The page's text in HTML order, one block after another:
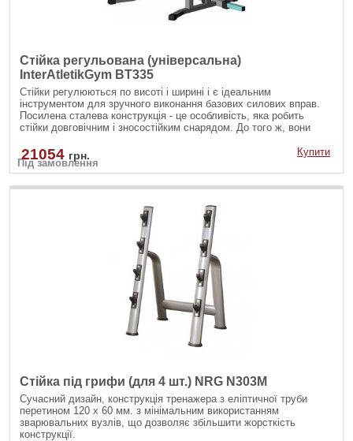
Стійка регульована (універсальна)
InterAtletikGym BT335
Стійки регулюються по висоті і ширині і є ідеальним
інструментом для зручного виконання базових силових вправ.
Посилена сталева конструкція - це особливість, яка робить
стійки довговічним і зносостійким снарядом. До того ж, вони
створювати ідеальні умови для якісного тренування в будь-
якому залі. Призначений для інтенсивної експлуатації 24 години
на добу, 7 днів на тиждень.
Під замовлення
21054 грн. Купити
Стійка під грифи (для 4 шт.) NRG N303M
Сучасний дизайн, конструкція тренажера з еліптичної труби
перетином 120 х 60 мм. з мінімальним використанням
зварювальних вузлів, що дозволяє збільшити жорсткість
конструкції.